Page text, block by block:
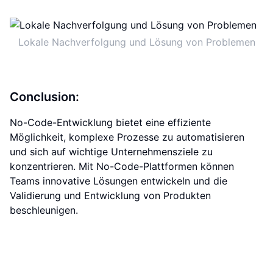
Lokale Nachverfolgung und Lösung von Problemen
Conclusion:
No-Code-Entwicklung bietet eine effiziente
Möglichkeit, komplexe Prozesse zu automatisieren
und sich auf wichtige Unternehmensziele zu
konzentrieren. Mit No-Code-Plattformen können
Teams innovative Lösungen entwickeln und die
Validierung und Entwicklung von Produkten
beschleunigen.